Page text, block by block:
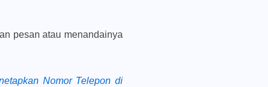
pesan atau menandainya
Nomor Telepon di